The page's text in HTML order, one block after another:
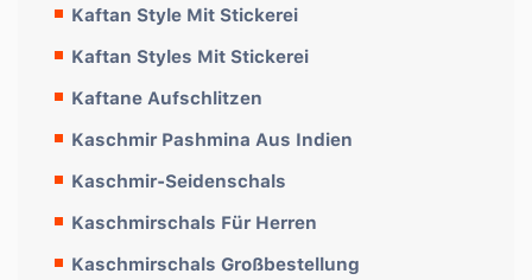
Kaftan Style Mit Stickerei
Kaftan Styles Mit Stickerei
Kaftane Aufschlitzen
Kaschmir Pashmina Aus Indien
Kaschmir-Seidenschals
Kaschmirschals Für Herren
Kaschmirschals Großbestellung